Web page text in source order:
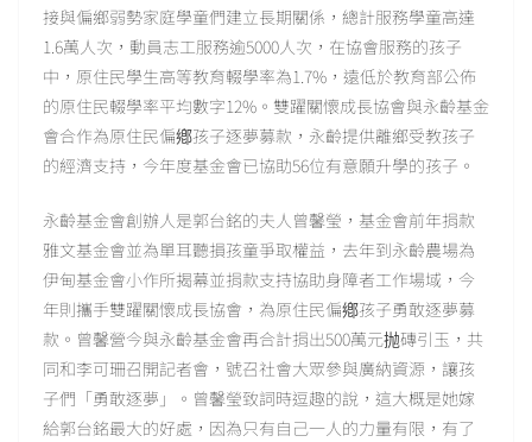
接與偏鄉弱勢家庭學童們建立長期關係，總計服務學童高達
1.6萬人次，動員志工服務逾5000人次，在協會服務的孩子
中，原住民學生高等教育輟學率為1.7%，遠低於教育部公佈
的原住民輟學率平均數字12%。雙躍關懷成長協會與永齡基金
會合作為原住民偏鄕孩子逐夢募款，永齡提供離鄉受教孩子
的經濟支持，今年度基金會已協助56位有意願升學的孩子。
永齡基金會創辦人是郭台銘的夫人曾馨瑩，基金會前年捐款
雅文基金會並為單耳聽損孩童爭取權益，去年到永齡農場為
伊甸基金會小作所揭幕並捐款支持協助身障者工作場域，今
年則攜手雙躍關懷成長協會，為原住民偏鄕孩子勇敢逐夢募
款。曾馨營今與永齡基金會再合計捐出500萬元抛磚引玉，共
同和李可珊召開記者會，號召社會大眾參與廣納資源，讓孩
子們「勇敢逐夢」。曾馨瑩致詞時逗趣的說，這大概是她嫁
給郭台銘最大的好處，因為只有自己一人的力量有限，有了